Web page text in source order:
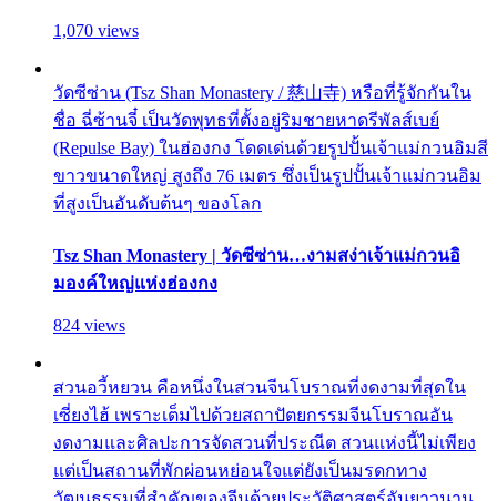
1,070 views
วัดซีซ่าน (Tsz Shan Monastery / 慈山寺) หรือที่รู้จักกันใน
ชื่อ ฉี่ซ้านจี๋ เป็นวัดพุทธที่ตั้งอยู่ริมชายหาดรีพัลส์เบย์
(Repulse Bay) ในฮ่องกง โดดเด่นด้วยรูปปั้นเจ้าแม่กวนอิมสี
ขาวขนาดใหญ่ สูงถึง 76 เมตร ซึ่งเป็นรูปปั้นเจ้าแม่กวนอิม
ที่สูงเป็นอันดับต้นๆ ของโลก
Tsz Shan Monastery | วัดซีซ่าน…งามสง่าเจ้าแม่กวนอิ
มองค์ใหญ่แห่งฮ่องกง
824 views
สวนอวี้หยวน คือหนึ่งในสวนจีนโบราณที่งดงามที่สุดใน
เซี่ยงไฮ้ เพราะเต็มไปด้วยสถาปัตยกรรมจีนโบราณอัน
งดงามและศิลปะการจัดสวนที่ประณีต สวนแห่งนี้ไม่เพียง
แต่เป็นสถานที่พักผ่อนหย่อนใจแต่ยังเป็นมรดกทาง